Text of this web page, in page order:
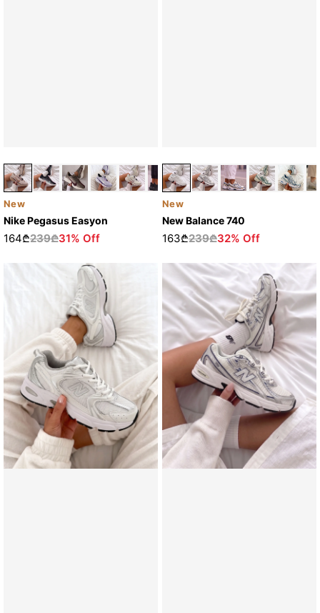
New
Nike Pegasus Easyon
164₾239₾31% Off
New
New Balance 740
163₾239₾32% Off